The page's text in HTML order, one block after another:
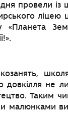
провели із
ліцею
«Планета
довкілля не
Таким
малюнками